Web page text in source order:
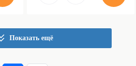
Показать ещё